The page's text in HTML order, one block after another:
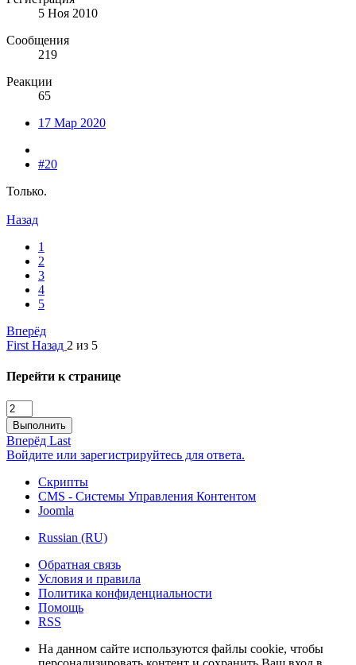
5 Ноя 2010
Сообщения
219
Реакции
65
17 Мар 2020
#20
Только.
Назад
1
2
3
4
5
Вперёд
First Назад 2 из 5
Перейти к странице
Выполнить
Вперёд Last
Войдите или зарегистрируйтесь для ответа.
Скрипты
CMS - Системы Управления Контентом
Joomla
Russian (RU)
Обратная связь
Условия и правила
Политика конфиденциальности
Помощь
RSS
На данном сайте используются файлы cookie, чтобы